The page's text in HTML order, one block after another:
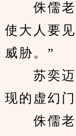
侏儒老
使大人要
威胁。”
苏奕迈
现的虚幻门
侏儒老